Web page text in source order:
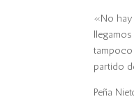
«No hay
tampoco
partido
Peña